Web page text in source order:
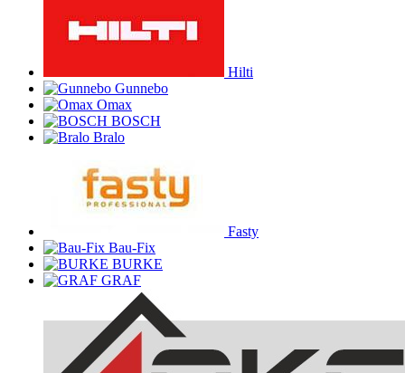
Hilti
Gunnebo
Omax
BOSCH
Bralo
Fasty
Bau-Fix
BURKE
GRAF